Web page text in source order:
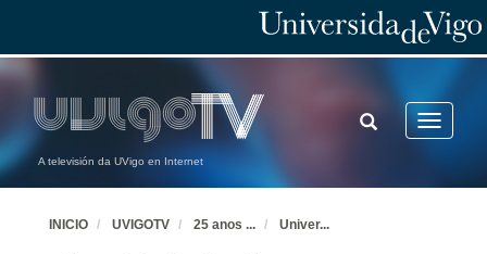
A televisión da UVigo en Internet
Toggle
TOGGLE
SEARCH
INICIO UVIGOTV 25 anos ... Univer...